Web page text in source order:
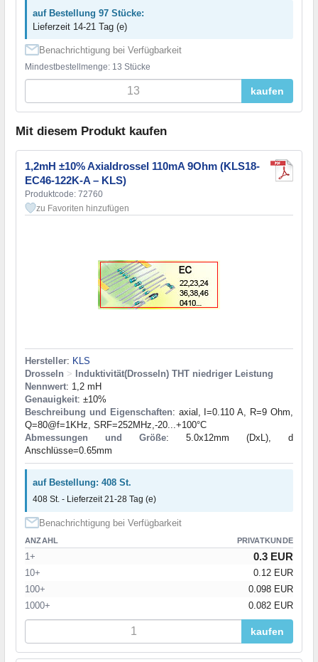
auf Bestellung 97 Stücke:
Lieferzeit 14-21 Tag (e)
Benachrichtigung bei Verfügbarkeit
Mindestbestellmenge: 13 Stücke
kaufen
Mit diesem Produkt kaufen
1,2mH ±10% Axialdrossel 110mA 9Ohm (KLS18-
EC46-122K-A – KLS)
Produktcode: 72760
zu Favoriten hinzufügen
Hersteller: KLS
Drosseln >
Induktivität(Drosseln) THT niedriger Leistung
Nennwert: 1,2 mH
Genauigkeit: ±10%
Beschreibung und Eigenschaften: axial, I=0.110 A, R=9 Ohm,
Q=80@f=1KHz, SRF=252MHz,-20...+100°C
Abmessungen und Größe: 5.0x12mm (DxL), d
Anschlüsse=0.65mm
auf Bestellung: 408 St.
408 St. - Lieferzeit 21-28 Tag (e)
Benachrichtigung bei Verfügbarkeit
ANZAHL PRIVATKUNDE
1+ 0.3 EUR
10+
0.12 EUR
100+
0.098 EUR
1000+
0.082 EUR
kaufen